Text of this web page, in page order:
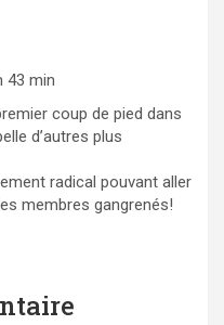
43 min
coup de pied dans
d’autres plus
radical pouvant aller
membres gangrenés!